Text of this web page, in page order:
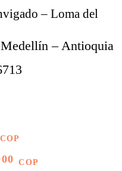
– Loma del
– Antioquia
COP
COP